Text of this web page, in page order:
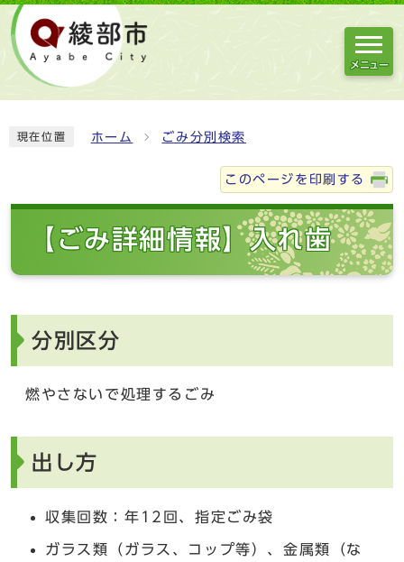
メニュー
現在位置 ホーム ごみ分別検索
このページを印刷する
【ごみ詳細情報】入れ歯
分別区分
燃やさないで処理するごみ
出し方
収集回数：年12回、指定ごみ袋
ガラス類（ガラス、コップ等）、金属類（な